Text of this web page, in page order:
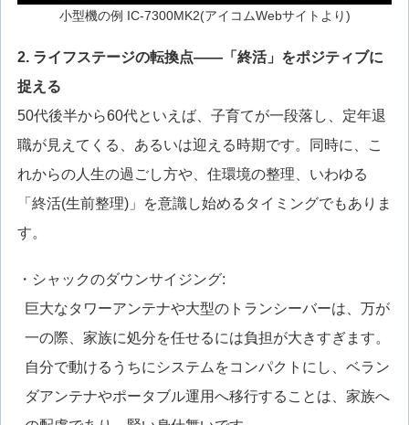
小型機の例 IC-7300MK2(アイコムWebサイトより)
2. ライフステージの転換点——「終活」をポジティブに
捉える
50代後半から60代といえば、子育てが一段落し、定年退
職が見えてくる、あるいは迎える時期です。同時に、こ
れからの人生の過ごし方や、住環境の整理、いわゆる
「終活(生前整理)」を意識し始めるタイミングでもありま
す。
・シャックのダウンサイジング:
巨大なタワーアンテナや大型のトランシーバーは、万が
一の際、家族に処分を任せるには負担が大きすぎます。
自分で動けるうちにシステムをコンパクトにし、ベラン
ダアンテナやポータブル運用へ移行することは、家族へ